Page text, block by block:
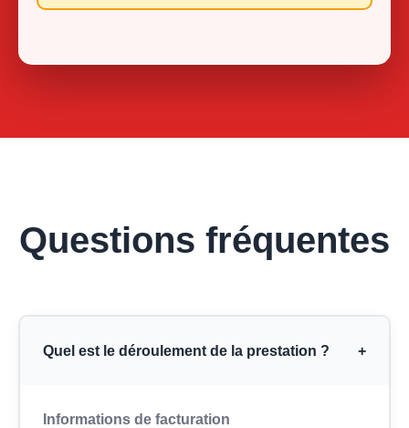
Questions fréquentes
Quel est le déroulement de la prestation ? +
Informations de facturation